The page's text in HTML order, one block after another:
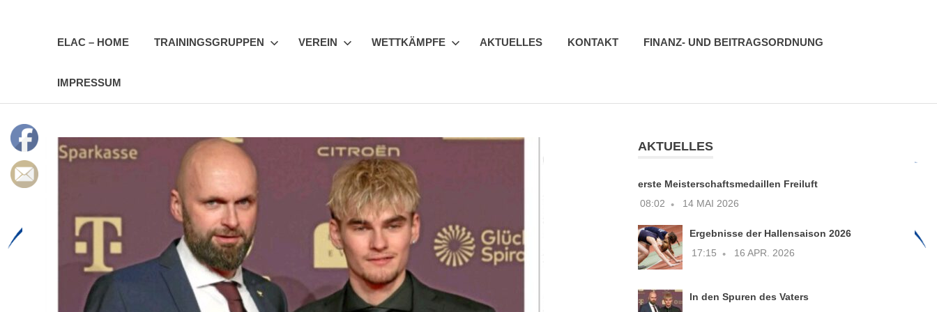
Erfurter
e.V.
ELAC – HOME TRAININGSGRUPPEN VEREIN WETTKÄMPFE AKTUELLES KONTAKT FINANZ- UND BEITRAGSORDNUNG
IMPRESSUM
AKTUELLES
erste Meisterschaftsmedaillen Freiluft
08:02 14 MAI 2026
Ergebnisse der Hallensaison 2026
17:15 16 APR. 2026
In den Spuren des Vaters